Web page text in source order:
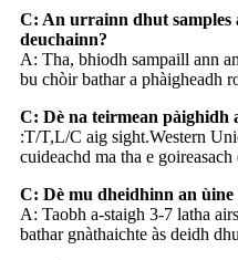
C: An urrainn dhut samples
deuchainn?
A: Tha, bhiodh sampaill ann
bu chòir bathar a phàigheadh
C: Dè na teirmean pàighidh
:T/T,L/C aig sight.Western
cuideachd ma tha e
C: Dè mu dheidhinn an
A: Taobh a-staigh 3-7 latha
bathar gnàthaichte às deidh